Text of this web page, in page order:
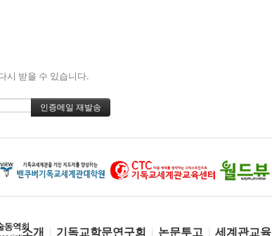
시 받을 수 있습니다.
소개 기독교학문연구회 논문투고 세계관교육